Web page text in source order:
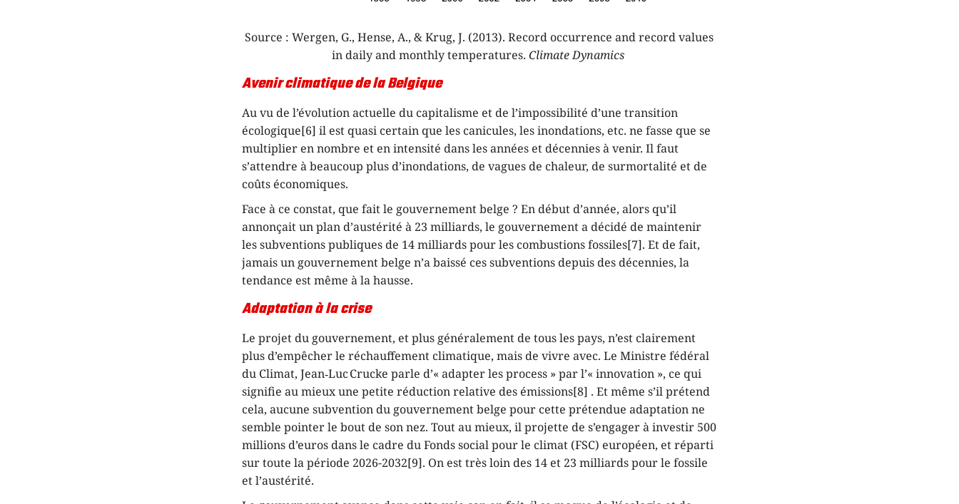
Source : Wergen, G., Hense, A., & Krug, J. (2013). Record occurrence and record values
in daily and monthly temperatures. Climate Dynamics
Avenir climatique de la Belgique
Au vu de l’évolution actuelle du capitalisme et de l’impossibilité d’une transition
écologique[6] il est quasi certain que les canicules, les inondations, etc. ne fasse que se
multiplier en nombre et en intensité dans les années et décennies à venir. Il faut
s’attendre à beaucoup plus d’inondations, de vagues de chaleur, de surmortalité et de
coûts économiques.
Face à ce constat, que fait le gouvernement belge ? En début d’année, alors qu’il
annonçait un plan d’austérité à 23 milliards, le gouvernement a décidé de maintenir
les subventions publiques de 14 milliards pour les combustions fossiles[7]. Et de fait,
jamais un gouvernement belge n’a baissé ces subventions depuis des décennies, la
tendance est même à la hausse.
Adaptation à la crise
Le projet du gouvernement, et plus généralement de tous les pays, n’est clairement
plus d’empêcher le réchauffement climatique, mais de vivre avec. Le Ministre fédéral
du Climat, Jean‑Luc Crucke parle d’« adapter les process » par l’« innovation », ce qui
signifie au mieux une petite réduction relative des émissions[8] . Et même s’il prétend
cela, aucune subvention du gouvernement belge pour cette prétendue adaptation ne
semble pointer le bout de son nez. Tout au mieux, il projette de s’engager à investir 500
millions d’euros dans le cadre du Fonds social pour le climat (FSC) européen, et réparti
sur toute la période 2026-2032[9]. On est très loin des 14 et 23 milliards pour le fossile
et l’austérité.